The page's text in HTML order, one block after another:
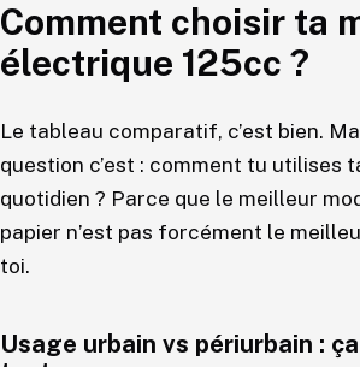
Comment choisir ta
électrique 125cc ?
Le tableau comparatif, c’est bien.
question c’est : comment tu utilises
quotidien ? Parce que le meilleur
papier n’est pas forcément le
toi.
Usage urbain vs périurbain :